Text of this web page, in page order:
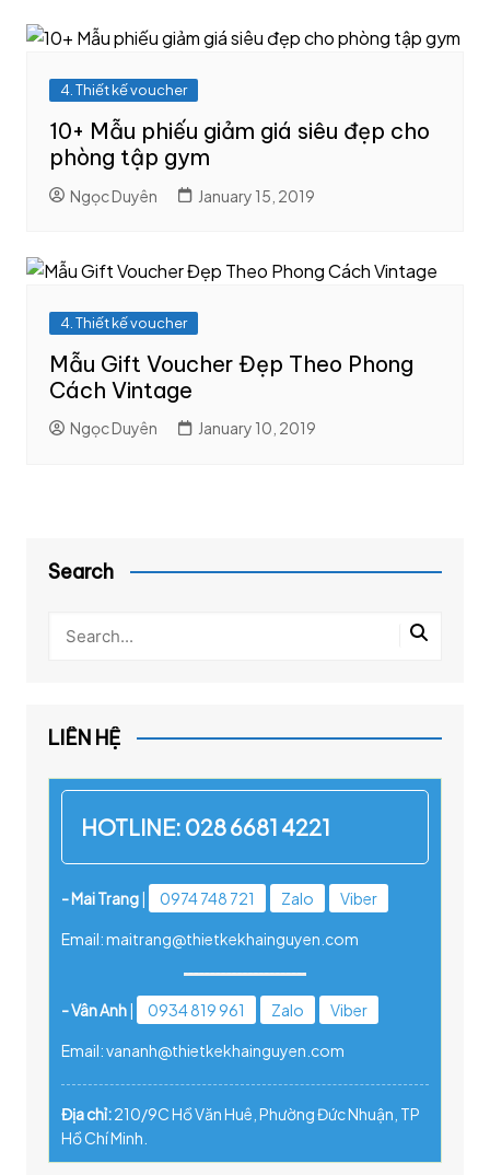
4. Thiết kế voucher
10+ Mẫu phiếu giảm giá siêu đẹp cho
phòng tập gym
Ngọc Duyên January 15, 2019
4. Thiết kế voucher
Mẫu Gift Voucher Đẹp Theo Phong
Cách Vintage
Ngọc Duyên January 10, 2019
Search
LIÊN HỆ
HOTLINE: 028 6681 4221
- Mai Trang| 0974 748 721 Zalo Viber
Email: maitrang@thietkekhainguyen.com
- Vân Anh| 0934 819 961 Zalo Viber
Email: vananh@thietkekhainguyen.com
Địa chỉ:210/9C Hồ Văn Huê, Phường Đức Nhuận, TP
Hồ Chí Minh.